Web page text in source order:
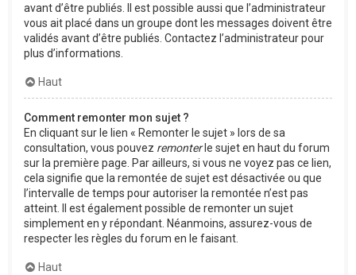
avant d’être publiés. Il est possible aussi que l’administrateur
vous ait placé dans un groupe dont les messages doivent être
validés avant d’être publiés. Contactez l’administrateur pour
plus d’informations.
Haut
Comment remonter mon sujet ?
En cliquant sur le lien « Remonter le sujet » lors de sa
consultation, vous pouvez remonterle sujet en haut du forum
sur la première page. Par ailleurs, si vous ne voyez pas ce lien,
cela signifie que la remontée de sujet est désactivée ou que
l’intervalle de temps pour autoriser la remontée n’est pas
atteint. Il est également possible de remonter un sujet
simplement en y répondant. Néanmoins, assurez-vous de
respecter les règles du forum en le faisant.
Haut